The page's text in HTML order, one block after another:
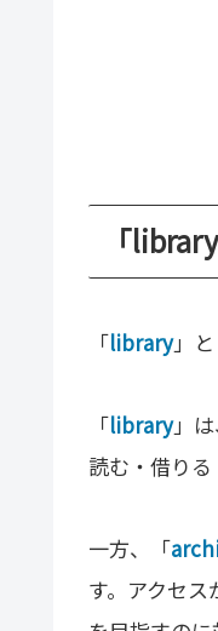
「
「library」
「library」
読む・借りる
一方、「
す。アクセ